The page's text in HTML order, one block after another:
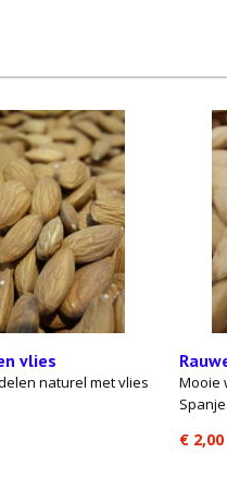
vlies
naturel met vlies
Mooie
€ 2,00